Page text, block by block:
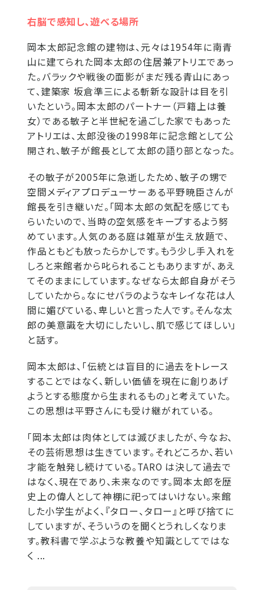
右脳で感知し、遊べる場所
岡本太郎記念館の建物は、元々は1954年に南青
山に建てられた岡本太郎の住居兼アトリエであっ
た。バラックや戦後の面影がまだ残る青山にあっ
て、建築家 坂倉準三による斬新な設計は目を引
いたという。岡本太郎のパートナー（戸籍上は養
女）である敏子と半世紀を過ごした家でもあった
アトリエは、太郎没後の1998年に記念館として公
開され、敏子が館長として太郎の語り部となった。
その敏子が2005年に急逝したため、敏子の甥で
空間メディアプロデューサーある平野暁臣さんが
館長を引き継いだ。「岡本太郎の気配を感じても
らいたいので、当時の空気感をキープするよう努
めています。人気のある庭は雑草が生え放題で、
作品ともども放ったらかしです。もう少し手入れを
しろと来館者から叱られることもありますが、あえ
てそのままにしています。なぜなら太郎自身がそう
していたから。なにせバラのようなキレイな花は人
間に媚びている、卑しいと言った人です。そんな太
郎の美意識を大切にしたいし、肌で感じてほしい」
と話す。
岡本太郎は、「伝統とは盲目的に過去をトレース
することではなく、新しい価値を現在に創りあげ
ようとする態度から生まれるもの」と考えていた。
この思想は平野さんにも受け継がれている。
「岡本太郎は肉体としては滅びましたが、今なお、
その芸術思想は生きています。それどころか、若い
才能を触発し続けている。TARO は決して過去で
はなく、現在であり、未来なのです。岡本太郎を歴
史上の偉人として神棚に祀ってはいけない。来館
した小学生がよく、『タロー、タロー』と呼び捨てに
していますが、そういうのを聞くとうれしくなりま
す。教科書で学ぶような教養や知識としてではな
く ...